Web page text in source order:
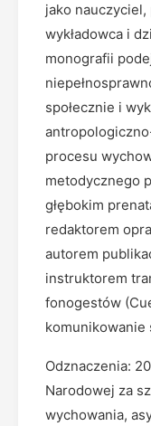
jako nauczyciel,
wykładowca i
monografii
społecznie i
procesu
metodycznego
głębokim
redaktorem
autorem
instruktorem
fonogestów
komunikowanie
Odznaczenia:
Narodowej za
wychowania,